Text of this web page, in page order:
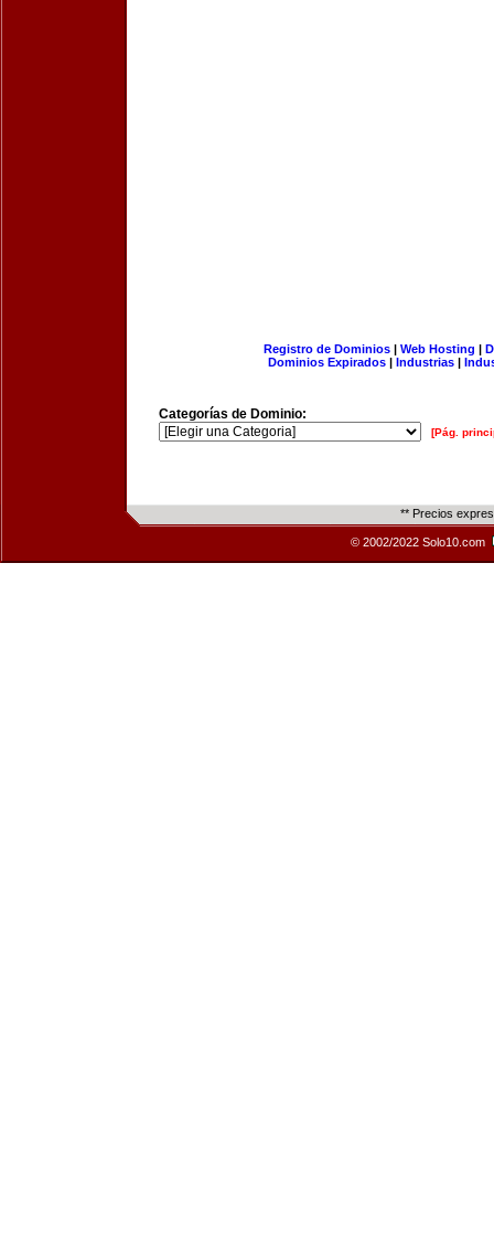
Registro de Dominios| Web Hosting |
Dominios Expirados | Industrias |
Categorías de Dominio:
[Pág.
** Precios
© 2002/2022 Solo10.com